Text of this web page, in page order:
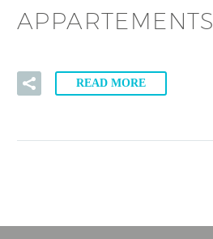
APPARTEMENTS
READ MORE